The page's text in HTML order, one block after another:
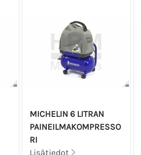
MICHELIN 6 LITRAN
PAINEILMAKOMPRESSO
RI
Lisätiedot